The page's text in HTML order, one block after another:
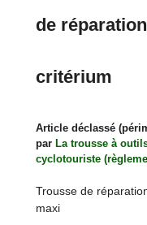
de
critérium
Article déclassé
par La trousse à
cyclotouriste
Trousse de
maxi